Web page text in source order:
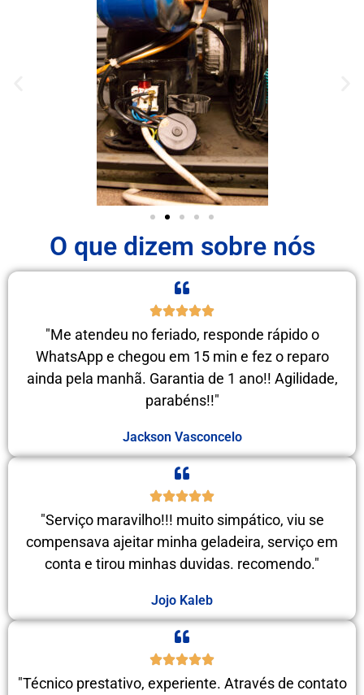
O que dizem sobre nós
"Me atendeu no feriado, responde rápido o
WhatsApp e chegou em 15 min e fez o reparo
ainda pela manhã. Garantia de 1 ano!! Agilidade,
parabéns!!"
Jackson Vasconcelo
"Serviço maravilho!!! muito simpático, viu se
compensava ajeitar minha geladeira, serviço em
conta e tirou minhas duvidas. recomendo."
Jojo Kaleb
"Técnico prestativo, experiente. Através de contato